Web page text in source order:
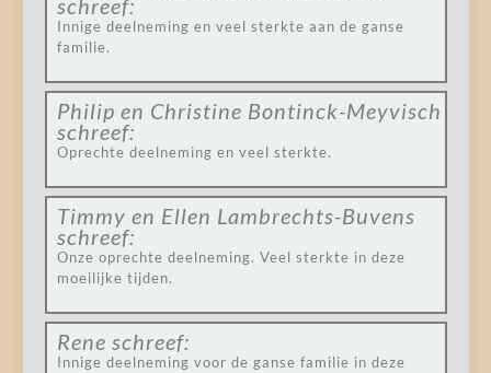
schreef:
Innige deelneming en veel sterkte aan de ganse
familie.
Philip en Christine Bontinck-Meyvisch
schreef:
Oprechte deelneming en veel sterkte.
Timmy en Ellen Lambrechts-Buvens
schreef:
Onze oprechte deelneming. Veel sterkte in deze
moeilijke tijden.
Rene schreef:
Innige deelneming voor de ganse familie in deze